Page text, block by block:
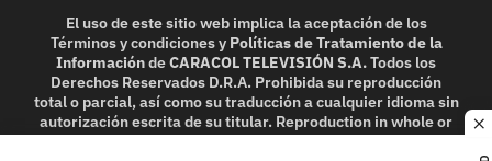
El uso de este sitio web implica la aceptación de los
Términos y condicionesy Políticas de Tratamiento de la
InformacióndeCARACOL TELEVISIÓN S.A.Todos los
Derechos Reservados D.R.A. Prohibida su reproducción
total o parcial, así como su traducción a cualquier idioma sin
autorización escrita de su titular. Reproduction in whole or